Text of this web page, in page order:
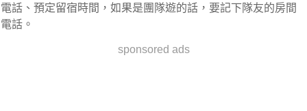
電話、預定留宿時間，如果是團隊遊的話，要記下隊友的房間
電話。
sponsored ads